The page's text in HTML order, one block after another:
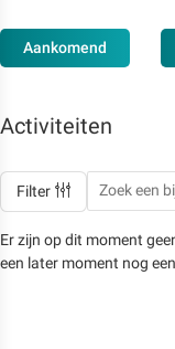
Aankomend
Activiteiten
Filter
Er zijn op dit moment
een later moment nog